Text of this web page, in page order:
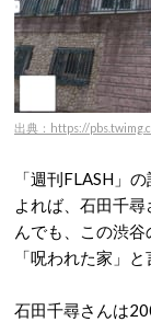
出典：https://
「週刊FLASH」
よれば、石田千
んでも、この渋
「呪われた家」
石田千尋さんは